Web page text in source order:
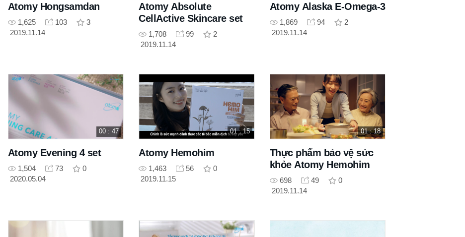
Atomy Hongsamdan
1,625 103
3
2019.11.14
Atomy Absolute
CellActive Skincare set
1,708 99
2
2019.11.14
Atomy Alaska E-Omega-3
1,869 94
2
2019.11.14
00 : 47
Atomy Evening 4 set
1,504 73
0
2020.05.04
01 : 15
Atomy Hemohim
1,463 56
0
2019.11.15
01 : 18
Thực phẩm bảo vệ sức
khỏe Atomy Hemohim
698 49
0
2019.11.14